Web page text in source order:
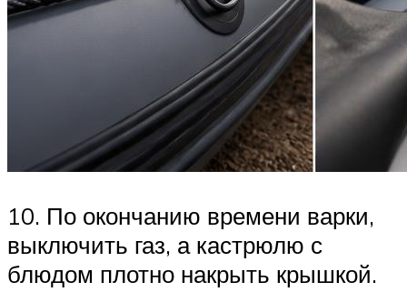
10. По окончанию времени варки,
выключить газ, а кастрюлю с
блюдом плотно накрыть крышкой.